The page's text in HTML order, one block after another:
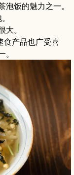
饭的魅力之一。
。
食产品也广受喜